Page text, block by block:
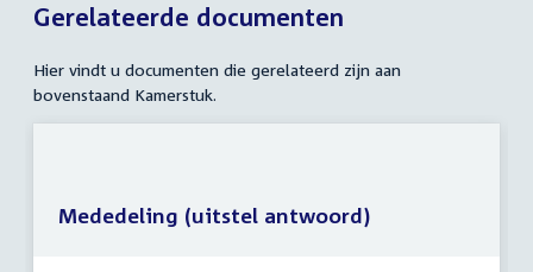
Gerelateerde documenten
Hier vindt u documenten die gerelateerd zijn aan
bovenstaand Kamerstuk.
Mededeling (uitstel antwoord)